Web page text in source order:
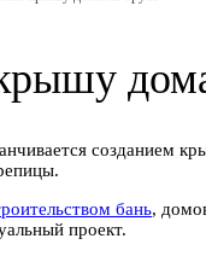
созданием
бань,
проект.